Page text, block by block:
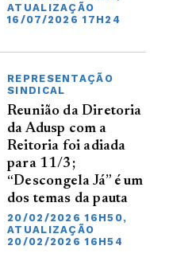
ATUALIZAÇÃO
16/07/2026 17H24
REPRESENTAÇÃO
SINDICAL
Reunião da Diretoria
da Adusp com a
Reitoria foi adiada
para 11/3;
“Descongela Já” é um
dos temas da pauta
20/02/2026 16H50,
ATUALIZAÇÃO
20/02/2026 16H54